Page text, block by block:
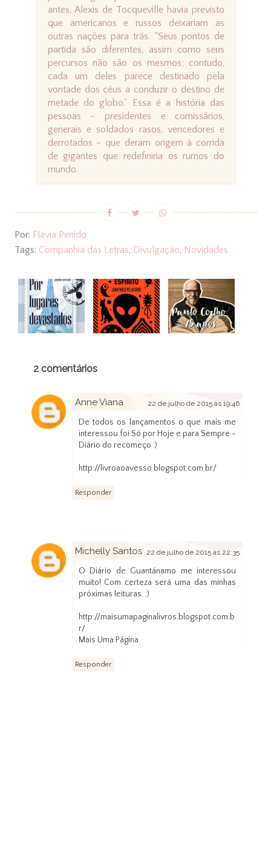
antes, Alexis de Tocqueville havia previsto
que americanos e russos deixariam as
outras nações para trás. “Seus pontos de
partida são diferentes, assim como seus
percursos não são os mesmos; contudo,
cada um deles parece destinado pela
vontade dos céus a conduzir o destino de
metade do globo.” Essa é a história das
pessoas - presidentes e comissários,
generais e soldados rasos, vencedores e
derrotados - que deram origem à corrida
de gigantes que redefiniria os rumos do
mundo.
Por: Flavia Penido
Tags: Companhia das Letras, Divulgação, Novidades
2 comentários
Anne Viana 22 de julho de 2015 às 19:46
De todos os lançamentos o que mais me
interessou foi Só por Hoje e para Sempre -
Diário do recomeço :)
http://livroaoavesso.blogspot.com.br/
Responder
Michelly Santos 22 de julho de 2015 às 22:35
O Diário de Guantánamo me interessou
muito! Com certeza será uma das minhas
próximas leituras. :)
http://maisumapaginalivros.blogspot.com.b
r/
Mais Uma Página
Responder